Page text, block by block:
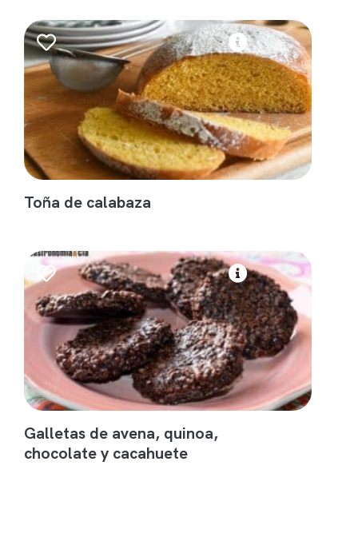
Toña de calabaza
Galletas de avena, quinoa,
chocolate y cacahuete